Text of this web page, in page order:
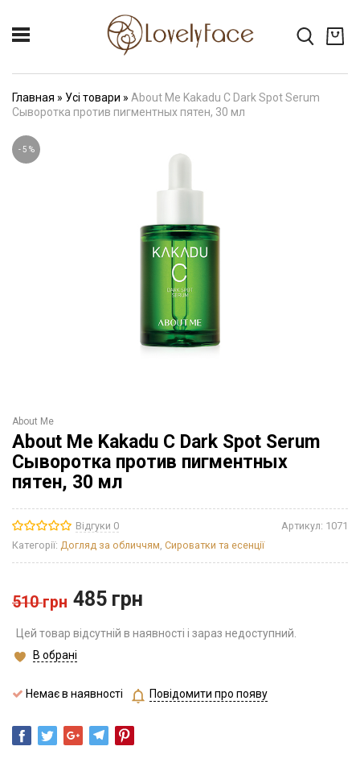
Главная » Усі товари » About Me Kakadu C Dark Spot Serum
Сыворотка против пигментных пятен, 30 мл
-5 %
About Me
About Me Kakadu C Dark Spot Serum
Сыворотка против пигментных
пятен, 30 мл
Відгуки 0 Артикул: 1071
Категорії: Догляд за обличчям, Сироватки та есенції
510грн 485 грн
Цей товар відсутній в наявності і зараз недоступний.
В обрані
Немає в наявності Повідомити про появу